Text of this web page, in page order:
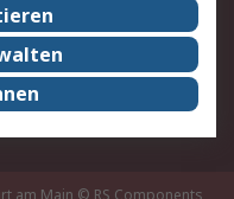
weltweit
Center